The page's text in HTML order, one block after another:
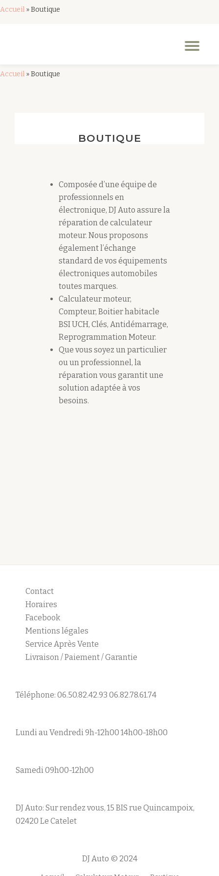
Accueil »Boutique
Accueil »Boutique
BOUTIQUE
Composée d’une équipe de
professionnels en
électronique, DJ Auto assure la
réparation de calculateur
moteur. Nous proposons
également l’échange
standard de vos équipements
électroniques automobiles
toutes marques.
Calculateur moteur,
Compteur, Boitier habitacle
BSI UCH, Clés, Antidémarrage,
Reprogrammation Moteur.
Que vous soyez un particulier
ou un professionnel, la
réparation vous garantit une
solution adaptée à vos
besoins.
Contact
Horaires
Facebook
Mentions légales
Service Après Vente
Livraison / Paiement / Garantie
Téléphone: 06.50.82.42.93 06.82.78.61.74
Lundi au Vendredi 9h-12h00 14h00-18h00
Samedi 09h00-12h00
DJ Auto: Sur rendez vous, 15 BIS rue Quincampoix,
02420 Le Catelet
DJ Auto © 2024